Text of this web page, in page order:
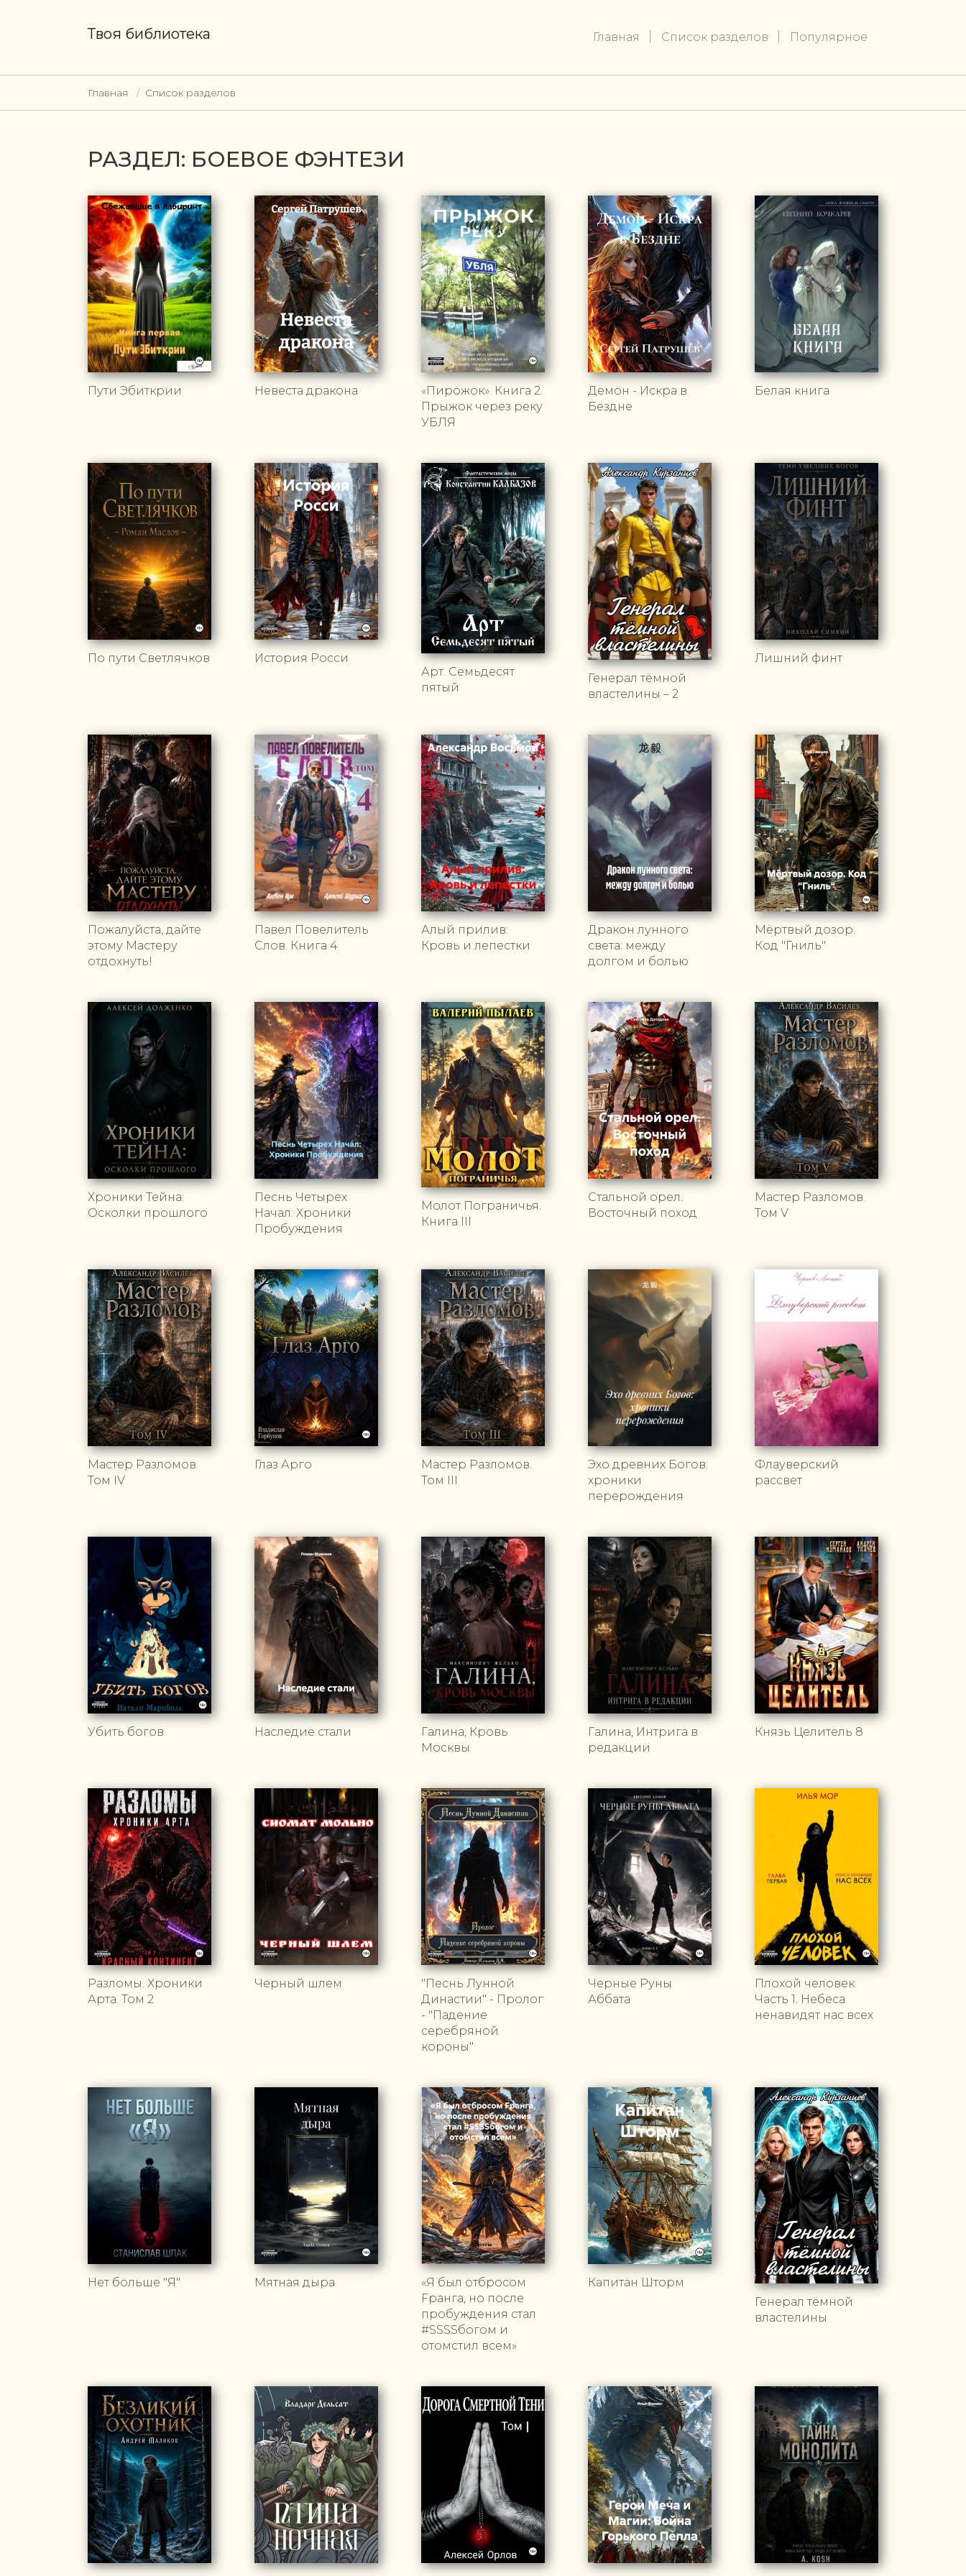
Твоя библиотека Главная Список разделов Популярное
Главная Список разделов
РАЗДЕЛ: БОЕВОЕ ФЭНТЕЗИ
Пути Эбиткрии Невеста дракона
«Пирожок». Книга 2.
Прыжок через реку
УБЛЯ
Демон - Искра в
Бездне
Белая книга
По пути Светлячков
История Росси
Арт. Семьдесят
пятый
Генерал тёмной
властелины – 2
Лишний финт
Пожалуйста, дайте
этому Мастеру
отдохнуть!
Павел Повелитель
Слов. Книга 4
Алый прилив:
Кровь и лепестки
Дракон лунного
света: между
долгом и болью
Мёртвый дозор.
Код "Гниль"
Хроники Тейна:
Осколки прошлого
Песнь Четырех
Начал: Хроники
Пробуждения
Молот Пограничья.
Книга III
Стальной орел.
Восточный поход
Мастер Разломов.
Том V
Мастер Разломов.
Том IV
Глаз Арго
Мастер Разломов.
Том III
Эхо древних Богов:
хроники
перерождения
Флауверский
рассвет
Убить богов Наследие стали
Галина, Кровь
Москвы
Галина, Интрига в
редакции
Князь Целитель 8
Разломы. Хроники
Арта. Том 2
Черный шлем
"Песнь Лунной
Династии" - Пролог
- "Падение
серебряной
короны"
Черные Руны
Аббата
Плохой человек.
Часть 1. Небеса
ненавидят нас всех
Нет больше "Я" Мятная дыра
«Я был отбросом
Fранга, но после
пробуждения стал
#SSSSбогом и
отомстил всем»
Капитан Шторм
Генерал тёмной
властелины